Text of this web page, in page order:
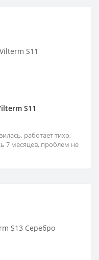
S11
работает тихо,
7 месяцев, проблем не